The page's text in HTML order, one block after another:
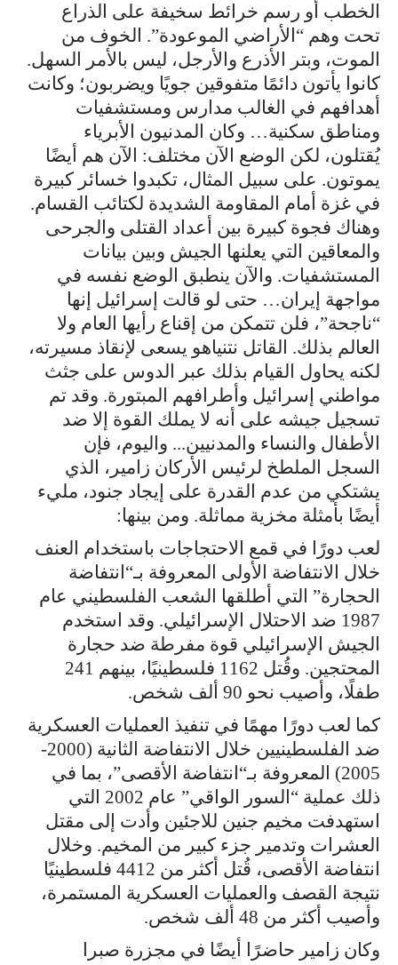
الخطب أو رسم خرائط سخيفة على الذراع
تحت وهم “الأراضي الموعودة”. الخوف من
الموت، وبتر الأذرع والأرجل، ليس بالأمر السهل.
كانوا يأتون دائمًا متفوقين جويًا ويضربون؛ وكانت
أهدافهم في الغالب مدارس ومستشفيات
ومناطق سكنية… وكان المدنيون الأبرياء
يُقتلون، لكن الوضع الآن مختلف: الآن هم أيضًا
يموتون. على سبيل المثال، تكبدوا خسائر كبيرة
في غزة أمام المقاومة الشديدة لكتائب القسام.
وهناك فجوة كبيرة بين أعداد القتلى والجرحى
والمعاقين التي يعلنها الجيش وبين بيانات
المستشفيات. والآن ينطبق الوضع نفسه في
مواجهة إيران… حتى لو قالت إسرائيل إنها
“ناجحة”، فلن تتمكن من إقناع رأيها العام ولا
العالم بذلك. القاتل نتنياهو يسعى لإنقاذ مسيرته،
لكنه يحاول القيام بذلك عبر الدوس على جثث
مواطني إسرائيل وأطرافهم المبتورة. وقد تم
تسجيل جيشه على أنه لا يملك القوة إلا ضد
الأطفال والنساء والمدنيين... واليوم، فإن
السجل الملطخ لرئيس الأركان زامير، الذي
يشتكي من عدم القدرة على إيجاد جنود، مليء
أيضًا بأمثلة مخزية مماثلة. ومن بينها:
لعب دورًا في قمع الاحتجاجات باستخدام العنف
خلال الانتفاضة الأولى المعروفة بـ“انتفاضة
الحجارة” التي أطلقها الشعب الفلسطيني عام
1987 ضد الاحتلال الإسرائيلي. وقد استخدم
الجيش الإسرائيلي قوة مفرطة ضد حجارة
المحتجين. وقُتل 1162 فلسطينيًا، بينهم 241
طفلًا، وأصيب نحو 90 ألف شخص.
كما لعب دورًا مهمًا في تنفيذ العمليات العسكرية
ضد الفلسطينيين خلال الانتفاضة الثانية (2000-
2005) المعروفة بـ“انتفاضة الأقصى”، بما في
ذلك عملية “السور الواقي” عام 2002 التي
استهدفت مخيم جنين للاجئين وأدت إلى مقتل
العشرات وتدمير جزء كبير من المخيم. وخلال
انتفاضة الأقصى، قُتل أكثر من 4412 فلسطينيًا
نتيجة القصف والعمليات العسكرية المستمرة،
وأصيب أكثر من 48 ألف شخص.
وكان زامير حاضرًا أيضًا في مجزرة صبرا